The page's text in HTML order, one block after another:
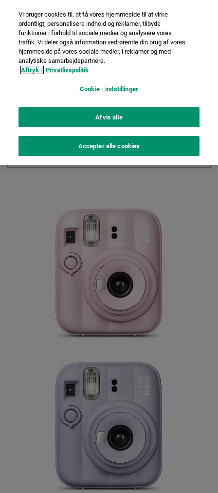
Sammenlign instax™
produkter
Vi bruger cookies til, at få vores hjemmeside til at virke
ordentligt, personalisere indhold og reklamer, tilbyde
funktioner i forhold til sociale medier og analysere vores
traffik. Vi deler også information vedrørende din brug af vores
hjemmeside på vores sociale medier, i reklamer og med
analytiske samarbejdspartnere.
Aftryk | Privatlivspolitik
Cookie - indstillinger
Afvis alle
Accepter alle cookies